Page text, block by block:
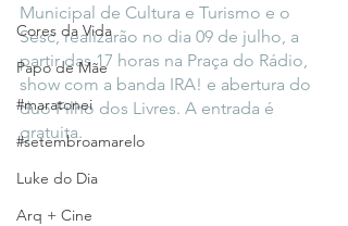
Cores da Vida
Papo de Mãe
#maratonei
#setembroamarelo
Luke do Dia
Arq + Cine
Municipal de Cultura e Turismo e o
Sesc, realizarão no dia 09 de julho, a
partir das 17 horas na Praça do Rádio,
show com a banda IRA! e abertura do
duo Filho dos Livres. A entrada é
gratuita.